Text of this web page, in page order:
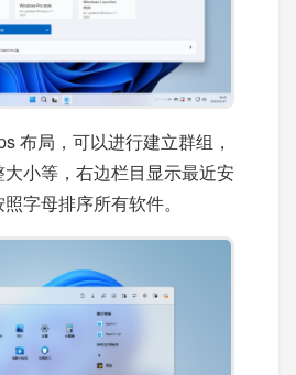
布局，可以进行建立群组，
小等，右边栏目显示最近安
字母排序所有软件。